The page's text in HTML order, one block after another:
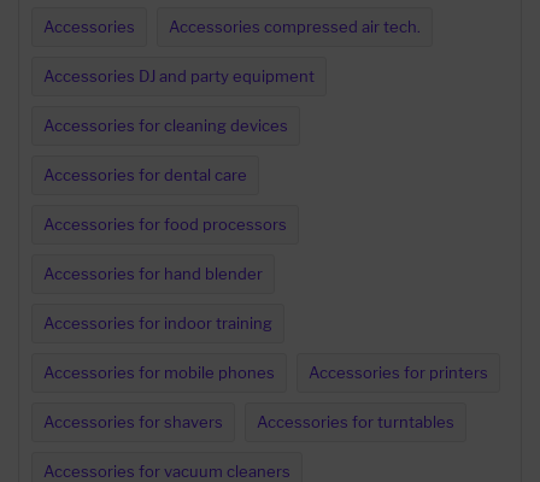
Accessories Accessories compressed air tech.
Accessories DJ and party equipment
Accessories for cleaning devices
Accessories for dental care
Accessories for food processors
Accessories for hand blender
Accessories for indoor training
Accessories for mobile phones Accessories for printers
Accessories for shavers Accessories for turntables
Accessories for vacuum cleaners